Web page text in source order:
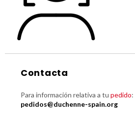
Contacta
Para información relativa a tu pedido:
pedidos@duchenne-spain.org